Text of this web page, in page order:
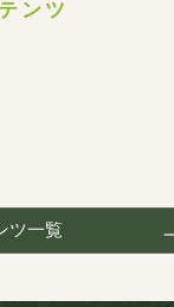
ンツ
ツ一覧